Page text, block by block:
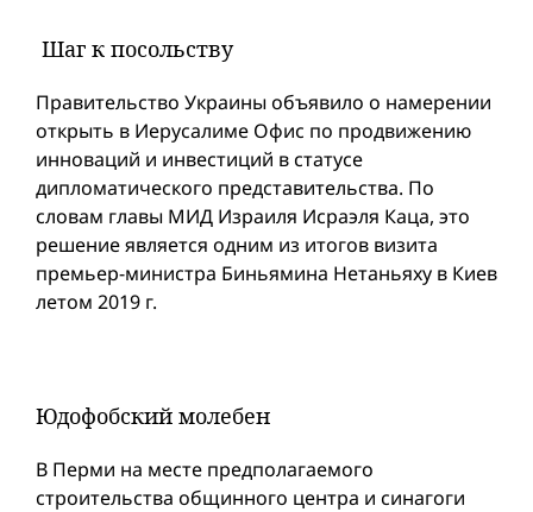
Шаг к посольству
Правительство Украины объявило о намерении
открыть в Иерусалиме Офис по продвижению
инноваций и инвестиций в статусе
дипломатического представительства. По
словам главы МИД Израиля Исраэля Каца, это
решение является одним из итогов визита
премьер-министра Биньямина Нетаньяху в Киев
летом 2019 г.
Юдофобский молебен
В Перми на месте предполагаемого
строительства общинного центра и синагоги